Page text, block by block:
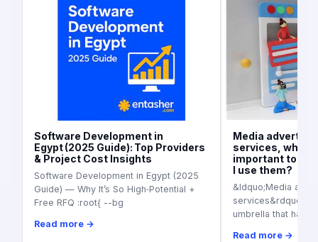
Software Development in
Egypt (2025 Guide): Top Providers
& Project Cost Insights
Software Development in Egypt (2025
Guide) — Why It’s So High‑Potential +
Free RFQ :root{ --bg
Read more →
Media
services, what
important
I use them?
&ldquo;Media
services&rdquo;
umbrella that
Read more →